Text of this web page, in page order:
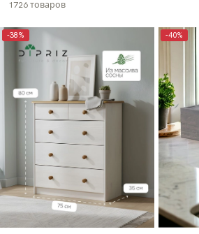
1726 товаров
-38% -40%